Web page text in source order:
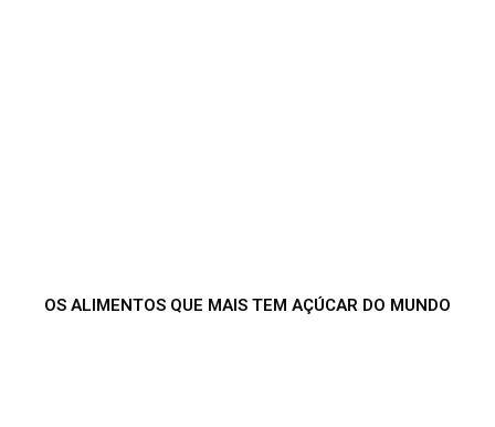
OS ALIMENTOS QUE MAIS TEM AÇÚCAR DO MUNDO